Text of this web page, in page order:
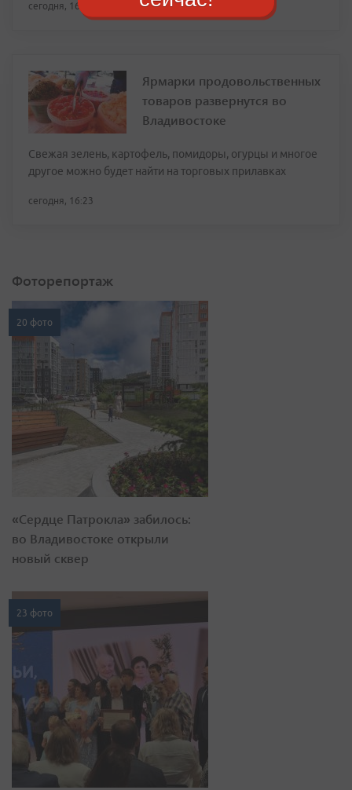
сегодня, 16:46
Ярмарки продовольственных
товаров развернутся во
Владивостоке
Свежая зелень, картофель, помидоры, огурцы и многое
другое можно будет найти на торговых прилавках
сегодня, 16:23
Фоторепортаж
20 фото
«Сердце Патрокла» забилось:
во Владивостоке открыли
новый сквер
23 фото